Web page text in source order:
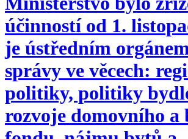
účinností od 1.
je ústředním
správy ve věcech:
politiky, politiky
rozvoje domovního a